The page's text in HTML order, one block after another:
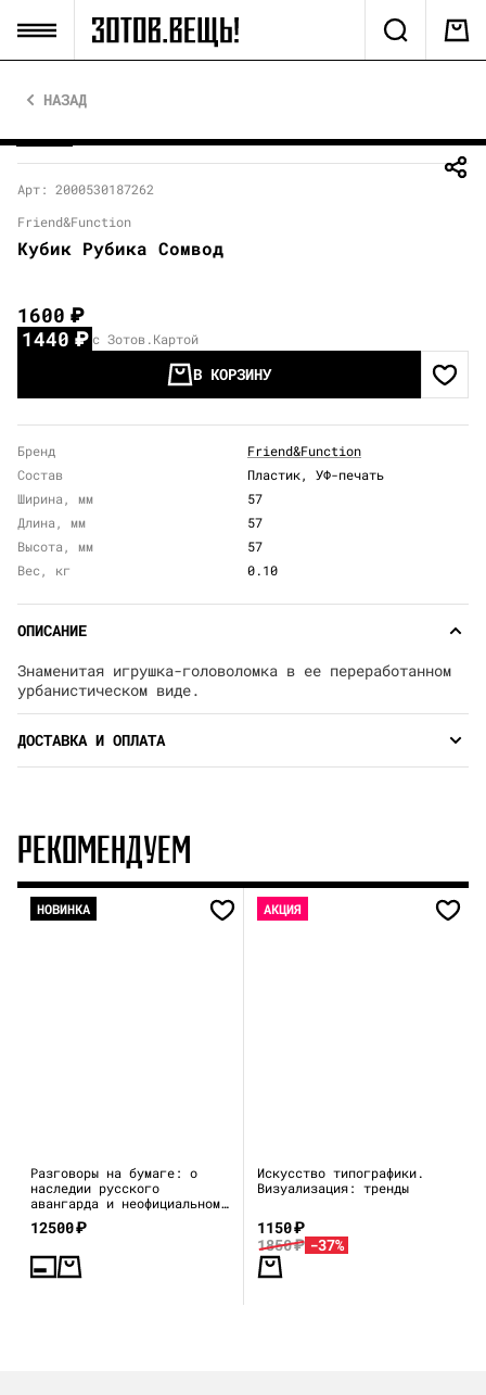
НАЗАД
Арт: 2000530187262
Friend&Function
Кубик Рубика Сомвод
1600₽
1440₽ с Зотов.Картой
В КОРЗИНУ
Бренд
Friend&Function
Состав
Пластик, УФ-печать
Ширина, мм
57
Длина, мм
57
Высота, мм
57
Вес, кг
0.10
ОПИСАНИЕ
Знаменитая игрушка-головоломка в ее переработанном
урбанистическом виде.
ДОСТАВКА И ОПЛАТА
РЕКОМЕНДУЕМ
НОВИНКА
Разговоры на бумаге: о
наследии русского
авангарда и неофициальном
искусстве 1970–80-х
12500₽
АКЦИЯ
Искусство типографики.
Визуализация: тренды
1150₽
1850₽ -37%